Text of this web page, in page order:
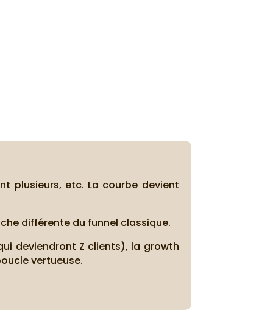
plusieurs, etc. La courbe devient
différente du funnel classique.
deviendront Z clients), la growth
vertueuse.